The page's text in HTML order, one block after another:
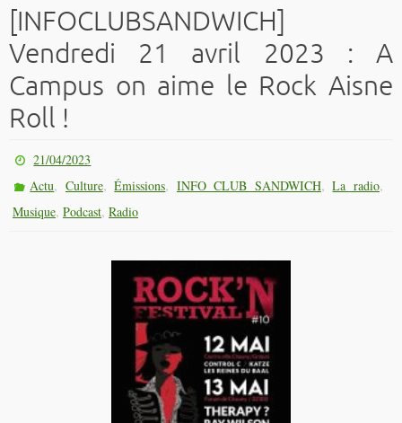
[INFOCLUBSANDWICH]
Vendredi 21 avril 2023 : A
Campus on aime le Rock Aisne
Roll !
21/04/2023
Actu, Culture,Émissions, INFO CLUB SANDWICH,La radio,
Musique, Podcast, Radio